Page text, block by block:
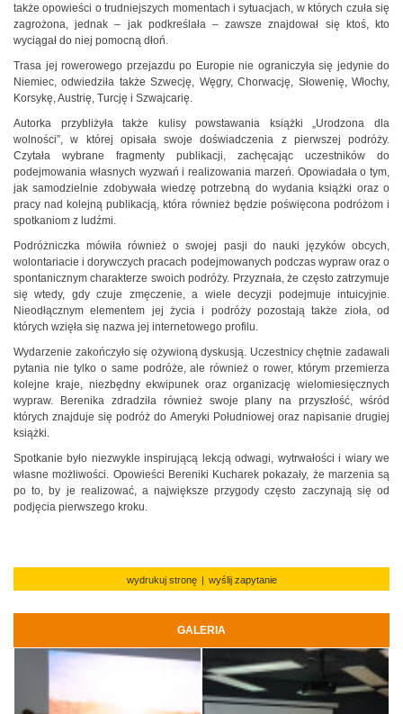
także opowieści o trudniejszych momentach i sytuacjach, w których czuła się
zagrożona, jednak – jak podkreślała – zawsze znajdował się ktoś, kto
wyciągał do niej pomocną dłoń.
Trasa jej rowerowego przejazdu po Europie nie ograniczyła się jedynie do
Niemiec, odwiedziła także Szwecję, Węgry, Chorwację, Słowenię, Włochy,
Korsykę, Austrię, Turcję i Szwajcarię.
Autorka przybliżyła także kulisy powstawania książki „Urodzona dla
wolności”, w której opisała swoje doświadczenia z pierwszej podróży.
Czytała wybrane fragmenty publikacji, zachęcając uczestników do
podejmowania własnych wyzwań i realizowania marzeń. Opowiadała o tym,
jak samodzielnie zdobywała wiedzę potrzebną do wydania książki oraz o
pracy nad kolejną publikacją, która również będzie poświęcona podróżom i
spotkaniom z ludźmi.
Podróżniczka mówiła również o swojej pasji do nauki języków obcych,
wolontariacie i dorywczych pracach podejmowanych podczas wypraw oraz o
spontanicznym charakterze swoich podróży. Przyznała, że często zatrzymuje
się wtedy, gdy czuje zmęczenie, a wiele decyzji podejmuje intuicyjnie.
Nieodłącznym elementem jej życia i podróży pozostają także zioła, od
których wzięła się nazwa jej internetowego profilu.
Wydarzenie zakończyło się ożywioną dyskusją. Uczestnicy chętnie zadawali
pytania nie tylko o same podróże, ale również o rower, którym przemierza
kolejne kraje, niezbędny ekwipunek oraz organizację wielomiesięcznych
wypraw. Berenika zdradziła również swoje plany na przyszłość, wśród
których znajduje się podróż do Ameryki Południowej oraz napisanie drugiej
książki.
Spotkanie było niezwykle inspirującą lekcją odwagi, wytrwałości i wiary we
własne możliwości. Opowieści Bereniki Kucharek pokazały, że marzenia są
po to, by je realizować, a największe przygody często zaczynają się od
podjęcia pierwszego kroku.
wydrukuj stronę | wyślij zapytanie
GALERIA